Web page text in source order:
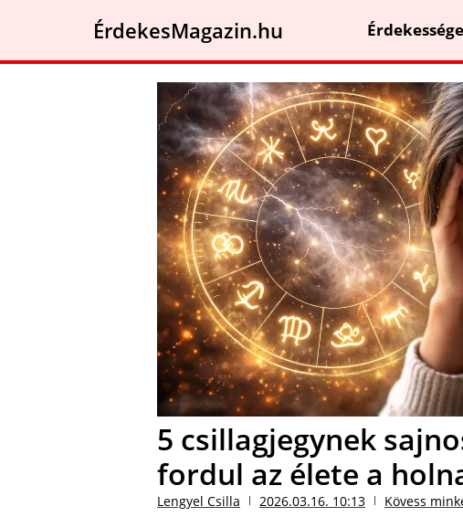
ÉrdekesMagazin.hu
5 csillagjegynek
fordul az élete a
Lengyel Csilla 2026.03.16. 10:13 Kövess